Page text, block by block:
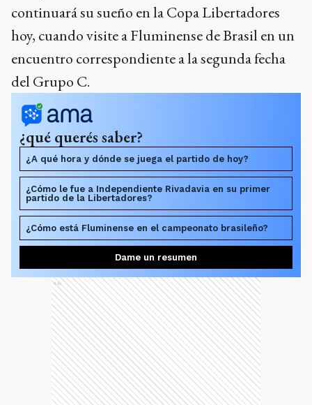
continuará su sueño en la Copa Libertadores
hoy, cuando visite a Fluminense de Brasil en un
encuentro correspondiente a la segunda fecha
del Grupo C.
¿qué querés saber?
¿A qué hora y dónde se juega el partido de hoy?
¿Cómo le fue a Independiente Rivadavia en su primer
partido de la Libertadores?
¿Cómo está Fluminense en el campeonato brasileño?
Dame un resumen
Ads